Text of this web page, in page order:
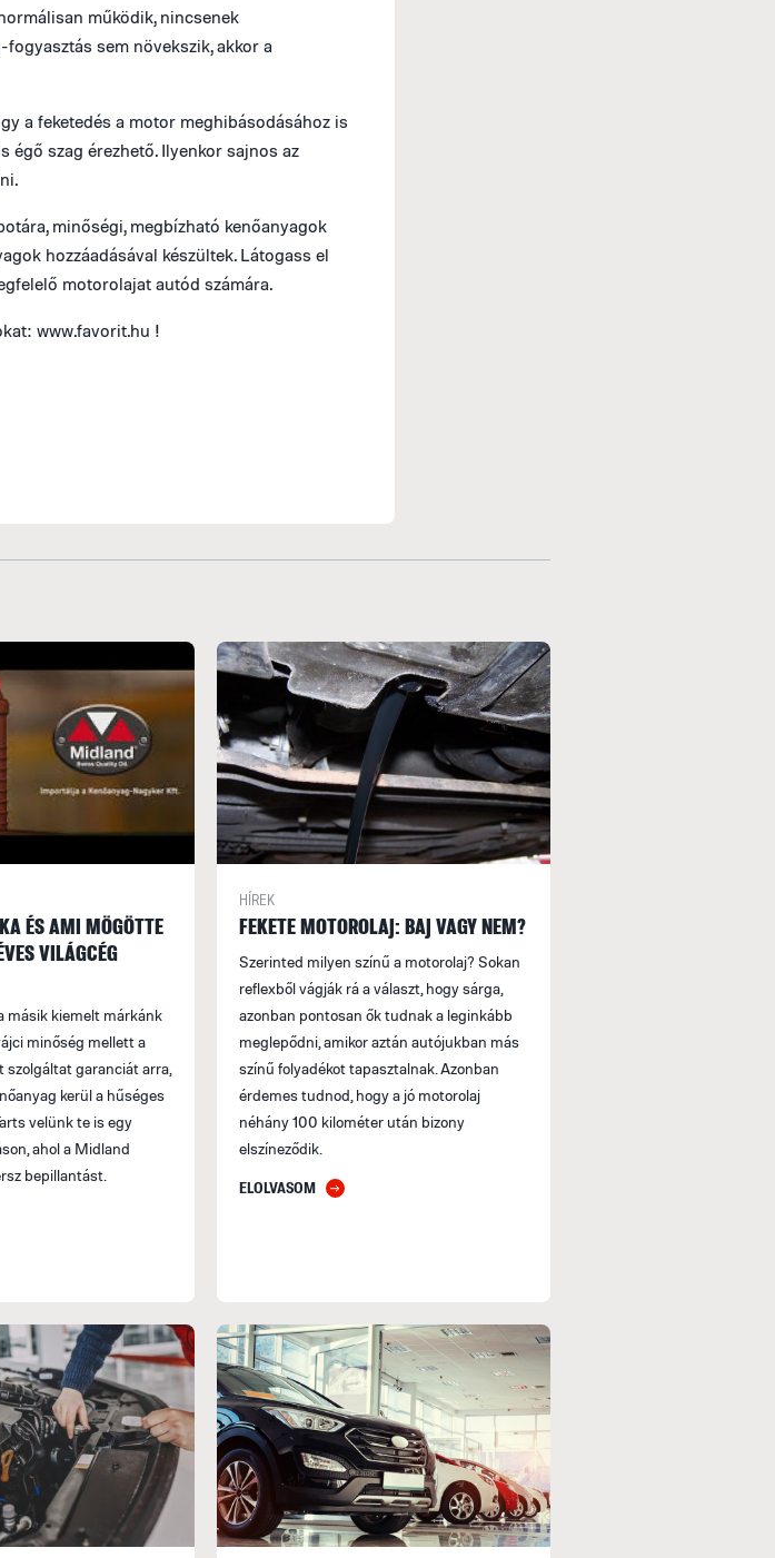
működik, nincsenek
sem növekszik, akkor a
a feketedés a motor meghibásodásához is
égő szag érezhető. Ilyenkor sajnos az
minőségi, megbízható kenőanyagok
hozzáadásával készültek. Látogass el
motorolajat autód számára.
www.favorit.hu !
ÉS AMI MÖGÖTTE
VILÁGCÉG
másik kiemelt márkánk
minőség mellett a
szolgáltat garanciát arra,
kerül a hűséges
velünk te is egy
ahol a Midland
bepillantást.
HÍREK
FEKETE MOTOROLAJ: BAJ VAGY NEM?
Szerinted milyen színű a motorolaj? Sokan
reflexből vágják rá a választ, hogy sárga,
azonban pontosan ők tudnak a leginkább
meglepődni, amikor aztán autójukban más
színű folyadékot tapasztalnak. Azonban
érdemes tudnod, hogy a jó motorolaj
néhány 100 kilométer után bizony
elszíneződik.
ELOLVASOM